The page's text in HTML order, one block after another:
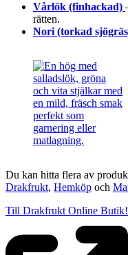
Vårlök (finhackad)
rätten.
Nori (torkad
Du kan hitta flera av
Drakfrukt, Hemköp och
Till Drakfrukt Online Butik!